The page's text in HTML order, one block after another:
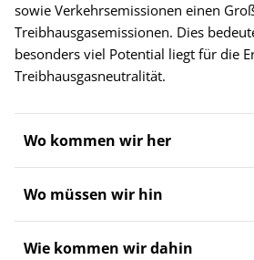
sowie Verkehrsemissionen einen
Treibhausgasemissionen. Dies
besonders viel Potential liegt für die
Treibhausgasneutralität.
Wo kommen wir her
Wo müssen wir hin
Wie kommen wir dahin